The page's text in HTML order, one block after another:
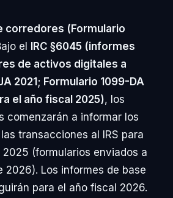
corredores (Formulario
el IRC §6045 (informes
de activos digitales a
2021; Formulario 1099-DA
el año fiscal 2025), los
comenzarán a informar los
transacciones al IRS para
(formularios enviados a
2026). Los informes de base
para el año fiscal 2026.